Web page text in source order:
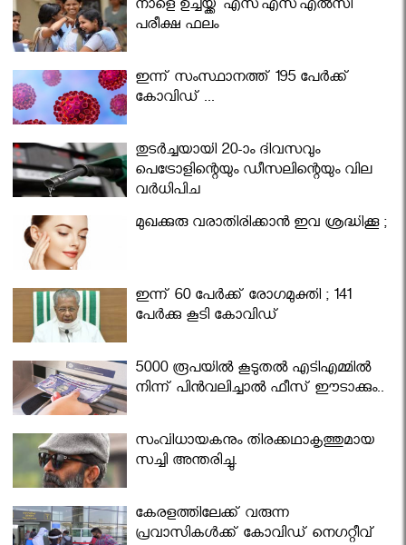
നാളെ ഉച്ചയ്ക്ക് എസ്എസ്എല്‍സി
പരീക്ഷ ഫലം
ഇന്ന് സംസ്ഥാനത്ത് 195 പേര്‍ക്ക്
കോവിഡ് ...
തുടർച്ചയായി 20-ാം ദിവസവും
പെട്രോളിന്റെയും ഡീസലിന്റെയും വില
വര്‍ധിപ്പിച്ചു
മുഖക്കുരു വരാതിരിക്കാന്‍ ഇവ ശ്രദ്ധിക്കൂ ;
ഇന്ന് 60 പേർക്ക് രോഗമുക്തി ; 141
പേര്‍ക്കു കൂടി കോവിഡ്
5000 രൂപയിൽ കൂടുതൽ എടിഎമ്മിൽ
നിന്ന് പിൻവലിച്ചാൽ ഫീസ് ഈടാക്കും..
സംവിധായകനും തിരക്കഥാകൃത്തുമായ
സച്ചി അന്തരിച്ചു.
കേരളത്തിലേക്ക് വരുന്ന
പ്രവാസികള്‍ക്ക് കോവിഡ് നെഗറ്റീവ്